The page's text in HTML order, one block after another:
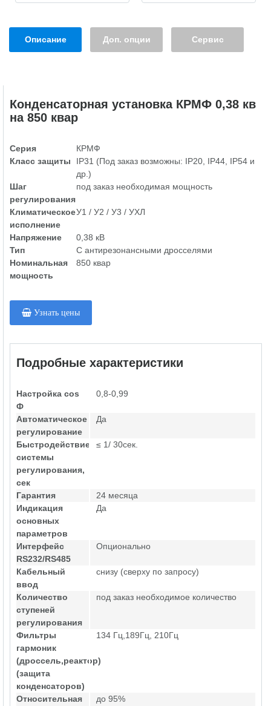
Описание Доп. опции Сервис
Конденсаторная установка КРМФ 0,38 кв
на 850 квар
Серия
КРМФ
Класс защиты
IP31 (Под заказ возможны: IP20, IP44, IP54 и
др.)
Шаг
регулирования
под заказ необходимая мощность
Климатическое
исполнение
У1 / У2 / У3 / УХЛ
Напряжение
0,38 кВ
Тип
С антирезонансными дросселями
Номинальная
мощность
850 квар
Узнать цены
Подробные характеристики
Настройка cos
Ф
0,8-0,99
Автоматическое
регулирование
Да
Быстродействие
системы
регулирования,
сек
≤ 1/ 30сек.
Гарантия
24 месяца
Индикация
основных
параметров
Да
Интерфейс
RS232/RS485
Опционально
Кабельный
ввод
снизу (сверху по запросу)
Количество
ступеней
регулирования
под заказ необходимое количество
Фильтры
гармоник
(дроссель,реактор)
(защита
конденсаторов)
134 Гц,189Гц, 210Гц
Относительная
до 95%